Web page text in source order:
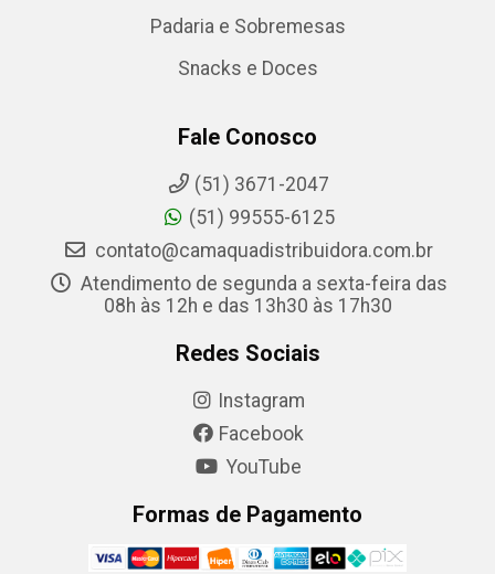
Padaria e Sobremesas
Snacks e Doces
Fale Conosco
(51) 3671-2047
(51) 99555-6125
contato@camaquadistribuidora.com.br
Atendimento de segunda a sexta-feira das
08h às 12h e das 13h30 às 17h30
Redes Sociais
Instagram
Facebook
YouTube
Formas de Pagamento